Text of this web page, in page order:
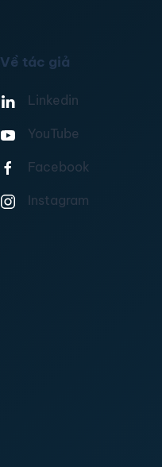
Về tác giả
Linkedin
YouTube
Facebook
Instagram